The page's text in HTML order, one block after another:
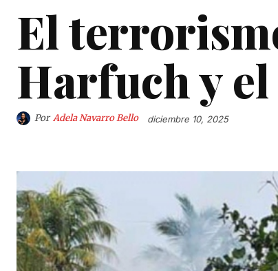
El
Harfuch y
Por Adela Navarro Bello diciembre 10, 2025